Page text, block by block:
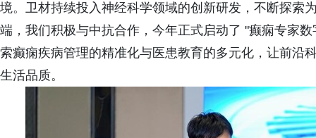
境。卫材持续投入神经科学领域的创新研发，不断探索
端，我们积极与中抗合作，今年正式启动了 "癫痫专家
索癫痫疾病管理的精准化与医患教育的多元化，让前沿
生活品质。